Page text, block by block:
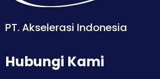
PT. Akselerasi Indonesia
Hubungi Kami